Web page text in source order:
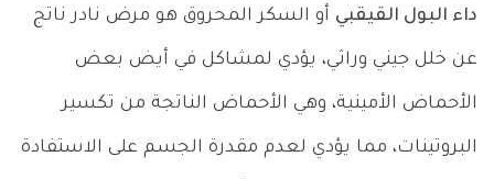
داء البول القيقبي أو السكر المحروق هو مرض نادر ناتج
عن خلل جيني وراثي، يؤدي لمشاكل في أيض بعض
الأحماض الأمينية، وهي الأحماض الناتجة من تكسير
البروتينات، مما يؤدي لعدم مقدرة الجسم على الاستفادة